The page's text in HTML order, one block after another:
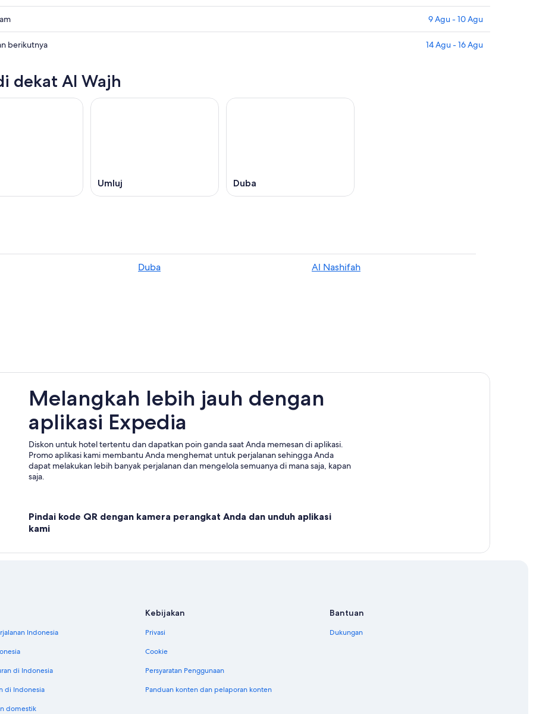
9 Agu - 10 Agu
berikutnya 14 Agu - 16 Agu
dekat Al Wajh
Umluj Duba
Duba
Al Nashifah
Melangkah lebih jauh dengan
aplikasi Expedia
Diskon untuk hotel tertentu dan dapatkan poin ganda saat Anda memesan di aplikasi.
Promo aplikasi kami membantu Anda menghemat untuk perjalanan sehingga Anda
dapat melakukan lebih banyak perjalanan dan mengelola semuanya di mana saja, kapan
saja.
Pindai kode QR dengan kamera perangkat Anda dan unduh aplikasi
kami
Indonesia
di Indonesia
di Indonesia
domestik
Kebijakan
Privasi
Cookie
Persyaratan Penggunaan
Panduan konten dan pelaporan konten
Bantuan
Dukungan